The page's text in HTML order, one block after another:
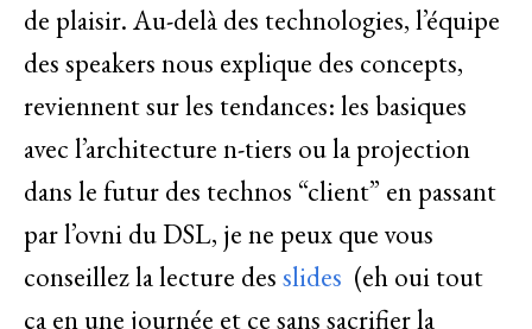
de plaisir. Au-delà des technologies, l’équipe
des speakers nous explique des concepts,
reviennent sur les tendances: les basiques
avec l’architecture n-tiers ou la projection
dans le futur des technos “client” en passant
par l’ovni du DSL, je ne peux que vous
conseillez la lecture des slides (eh oui tout
ça en une journée et ce sans sacrifier la